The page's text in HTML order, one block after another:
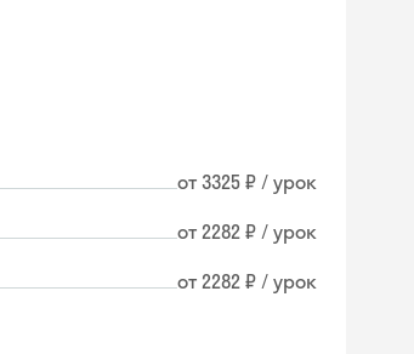
от 3325 ₽ / урок
от 2282 ₽ / урок
от 2282 ₽ / урок